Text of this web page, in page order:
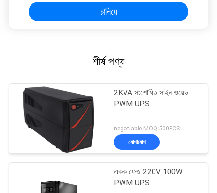
চালিয়ে
শীর্ষ পণ্য
2KVA সংশোধিত সাইন ওয়েভ
PWM UPS
negotiable MOQ:500PCS
যোগাযোগ
একক ফেজ 220V 100W
PWM UPS